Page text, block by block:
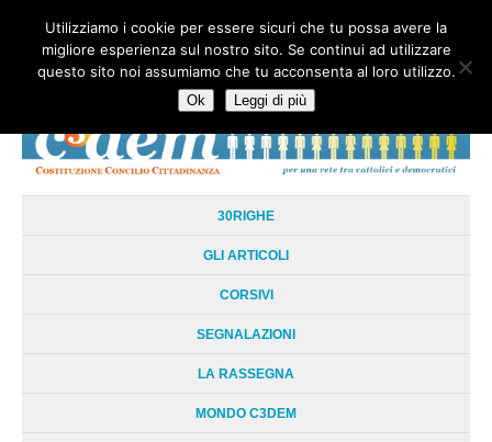
HOME CHI SIAMO LA RETE LE RADICI DOCUMENTAZIONE
AREE TEMATICHE
30RIGHE
GLI ARTICOLI
CORSIVI
SEGNALAZIONI
LA RASSEGNA
MONDO C3DEM
Utilizziamo i cookie per essere sicuri che tu possa avere la
migliore esperienza sul nostro sito. Se continui ad utilizzare
questo sito noi assumiamo che tu acconsenta al loro utilizzo.
Ok Leggi di più